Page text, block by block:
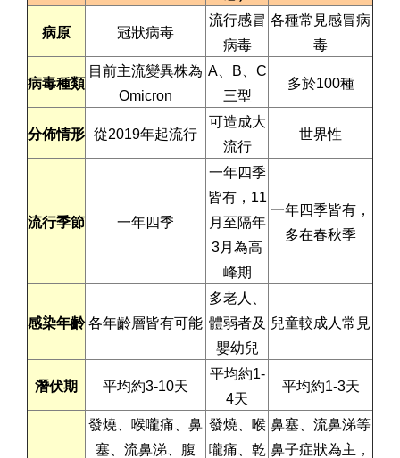
病原 冠狀病毒
流行感冒
病毒
各種常見感冒病
毒
病毒種類
目前主流變異株為
Omicron
A、B、C
三型
多於100種
分佈情形 從2019年起流行
可造成大
流行
世界性
流行季節 一年四季
一年四季
皆有，11
月至隔年
3月為高
峰期
一年四季皆有，
多在春秋季
感染年齡 各年齡層皆有可能
多老人、
體弱者及
嬰幼兒
兒童較成人常見
潛伏期 平均約3-10天
平均約1-
4天
平均約1-3天
發燒、喉嚨痛、鼻
塞、流鼻涕、腹
發燒、喉
嚨痛、乾
鼻塞、流鼻涕等
鼻子症狀為主，